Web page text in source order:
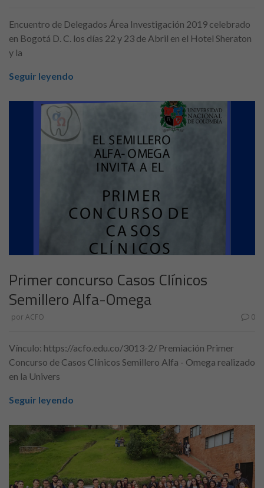
Encuentro de Delegados Área Investigación 2019 celebrado
en Bogotá D. C. los días 22 y 23 de Abril en el Hotel Sheraton
y la
Seguir leyendo
Primer concurso Casos Clínicos
Semillero Alfa-Omega
por ACFO 0
Vínculo: https://acfo.edu.co/3013-2/ Premiación Primer
Concurso de Casos Clínicos Semillero Alfa - Omega realizado
en la Univers
Seguir leyendo